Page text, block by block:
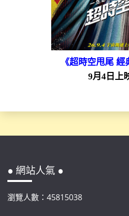
《超時空甩尾 經
9月4日上
● 網站人氣 ●
瀏覽人數：45815038